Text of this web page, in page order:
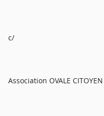
c/
Association OVALE CITOYEN